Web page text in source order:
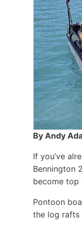
By Andy
If you’ve
Bennington
become top
Pontoon
the log rafts